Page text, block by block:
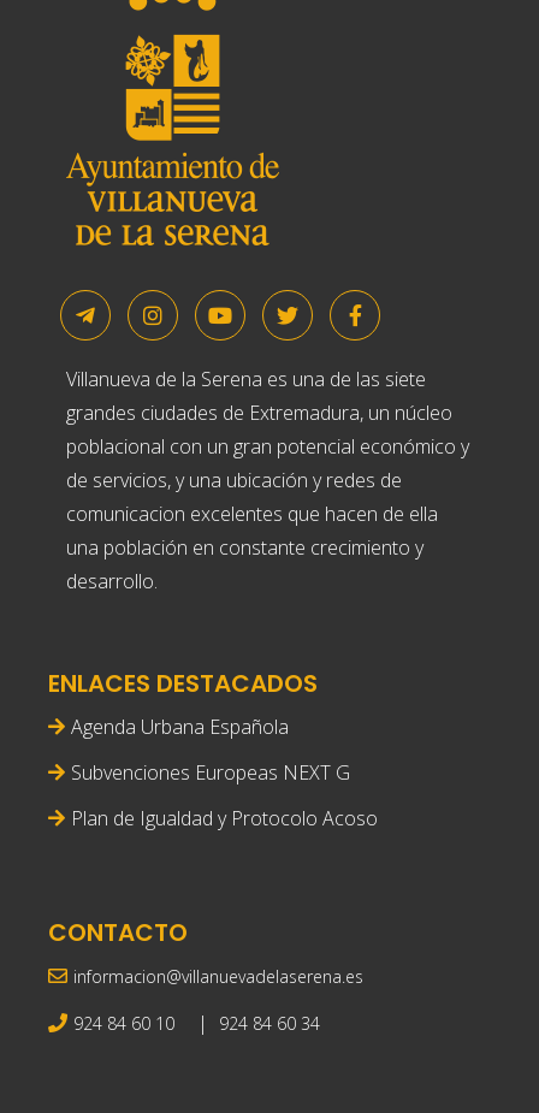
Villanueva de la Serena es una de las siete
grandes ciudades de Extremadura, un núcleo
poblacional con un gran potencial económico y
de servicios, y una ubicación y redes de
comunicacion excelentes que hacen de ella
una población en constante crecimiento y
desarrollo.
ENLACES DESTACADOS
Agenda Urbana Española
Subvenciones Europeas NEXT G
Plan de Igualdad y Protocolo Acoso
CONTACTO
informacion@villanuevadelaserena.es
924 84 60 10 | 924 84 60 34